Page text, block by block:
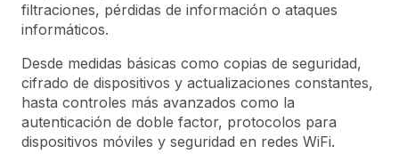
filtraciones, pérdidas de información o ataques
informáticos.
Desde medidas básicas como copias de seguridad,
cifrado de dispositivos y actualizaciones constantes,
hasta controles más avanzados como la
autenticación de doble factor, protocolos para
dispositivos móviles y seguridad en redes WiFi.